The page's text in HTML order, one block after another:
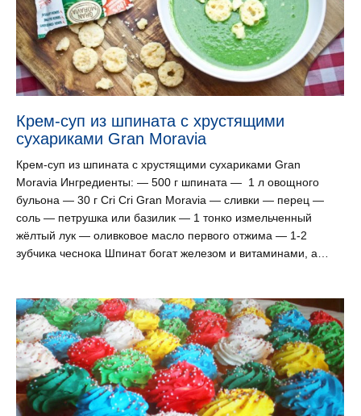
Крем-суп из шпината с хрустящими
сухариками Gran Moravia
Крем-суп из шпината с хрустящими сухариками Gran
Moravia Ингредиенты: — 500 г шпината — 1 л овощного
бульона — 30 г Cri Cri Gran Moravia — сливки — перец —
соль — петрушка или базилик — 1 тонко измельченный
жёлтый лук — оливковое масло первого отжима — 1-2
зубчика чеснока Шпинат богат железом и витаминами, а…